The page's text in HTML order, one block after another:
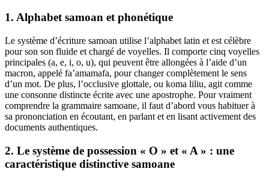
1. Alphabet samoan et phonétique
Le système d’écriture samoan utilise l’alphabet latin et est célèbre
pour son son fluide et chargé de voyelles. Il comporte cinq voyelles
principales (a, e, i, o, u), qui peuvent être allongées à l’aide d’un
macron, appelé fa’amamafa, pour changer complètement le sens
d’un mot. De plus, l’occlusive glottale, ou koma liliu, agit comme
une consonne distincte écrite avec une apostrophe. Pour vraiment
comprendre la grammaire samoane, il faut d’abord vous habituer à
sa prononciation en écoutant, en parlant et en lisant activement des
documents authentiques.
2. Le système de possession « O » et « A » : une
caractéristique distinctive samoane